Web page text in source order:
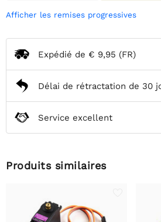
Afficher les remises progressives
Expédié de € 9,95 (FR)
Délai de rétractation de 30
Service excellent
Produits similaires